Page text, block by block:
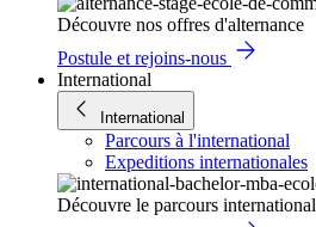
Découvre nos offres d'alternance
Postule et rejoins-nous
International
International
Parcours à l'international
Expeditions internationales
Découvre le parcours international